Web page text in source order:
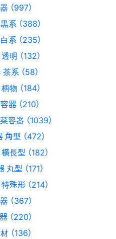
（997）
系 （388）
系 （235）
明 （132）
系 （58）
物 （184）
器 （210）
容器 （1039）
型 （472）
長型 （182）
型 （171）
殊形 （214）
（367）
（220）
（136）